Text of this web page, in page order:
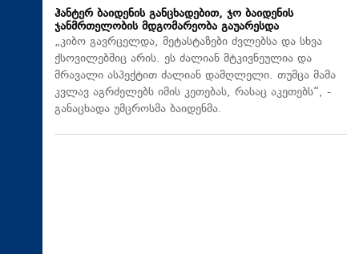
ჰანტერ ბაიდენის განცხადებით, ჯო ბაიდენის
ჯანმრთელობის მდგომარეობა გაუარესდა
„კიბო გავრცელდა, მეტასტაზები ძვლებსა და სხვა
ქსოვილებშიც არის. ეს ძალიან მტკივნეულია და
მრავალი ასპექტით ძალიან დამღლელი. თუმცა მამა
კვლავ აგრძელებს იმის კეთებას, რასაც აკეთებს“, -
განაცხადა უმცროსმა ბაიდენმა.